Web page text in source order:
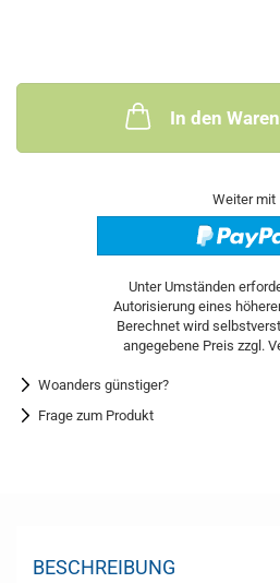
In den
Weiter mit
Woanders günstiger?
Frage zum Produkt
BESCHREIBUNG